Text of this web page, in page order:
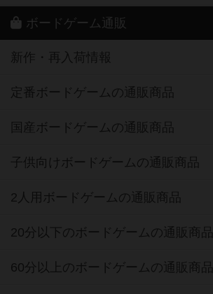
ボードゲーム通販
新作・再入荷情報
定番ボードゲームの通販商品
国産ボードゲームの通販商品
子供向けボードゲームの通販商品
2人用ボードゲームの通販商品
20分以下のボードゲームの通販商品
60分以上のボードゲームの通販商品